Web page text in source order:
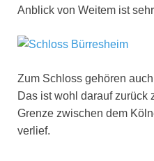
Anblick von Weitem ist
Zum Schloss gehören
Das ist wohl darauf zurück
Grenze zwischen dem
verlief.